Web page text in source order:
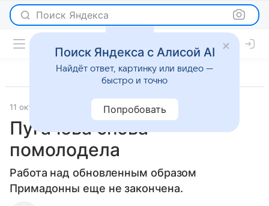
Поиск Яндекса
11 октября 2012 Светская жизнь
Пугачева снова
помолодела
Работа над обновленным образом
Примадонны еще не закончена.
Поиск Яндекса с Алисой AI
Найдёт ответ, картинку или видео —
быстро и точно
Попробовать